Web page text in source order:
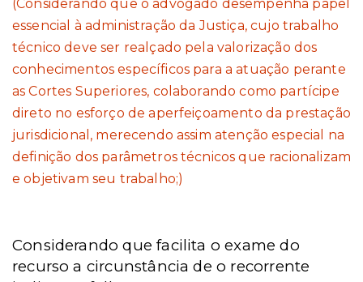
(Considerando que o advogado desempenha papel
essencial à administração da Justiça, cujo trabalho
técnico deve ser realçado pela valorização dos
conhecimentos específicos para a atuação perante
as Cortes Superiores, colaborando como partícipe
direto no esforço de aperfeiçoamento da prestação
jurisdicional, merecendo assim atenção especial na
definição dos parâmetros técnicos que racionalizam
e objetivam seu trabalho;)
Considerando que facilita o exame do
recurso a circunstância de o recorrente